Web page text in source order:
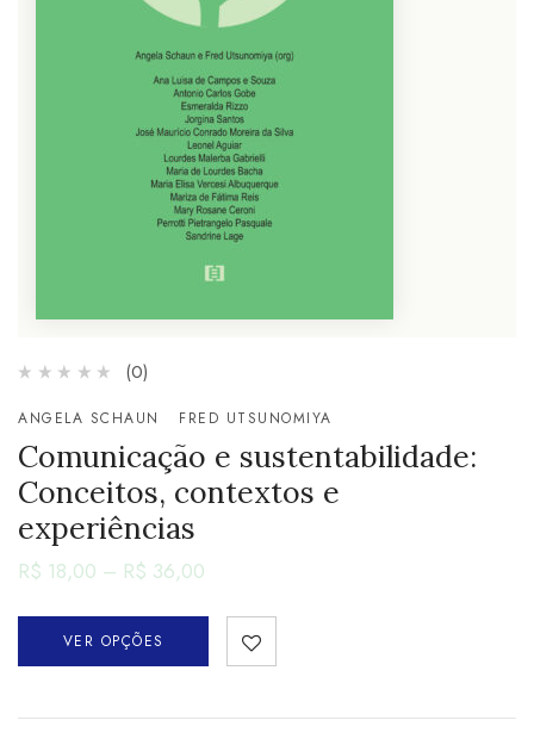
(0)
ANGELA SCHAUN FRED UTSUNOMIYA
Comunicação e sustentabilidade:
Conceitos, contextos e
experiências
R$ 18,00 – R$ 36,00
VER OPÇÕES